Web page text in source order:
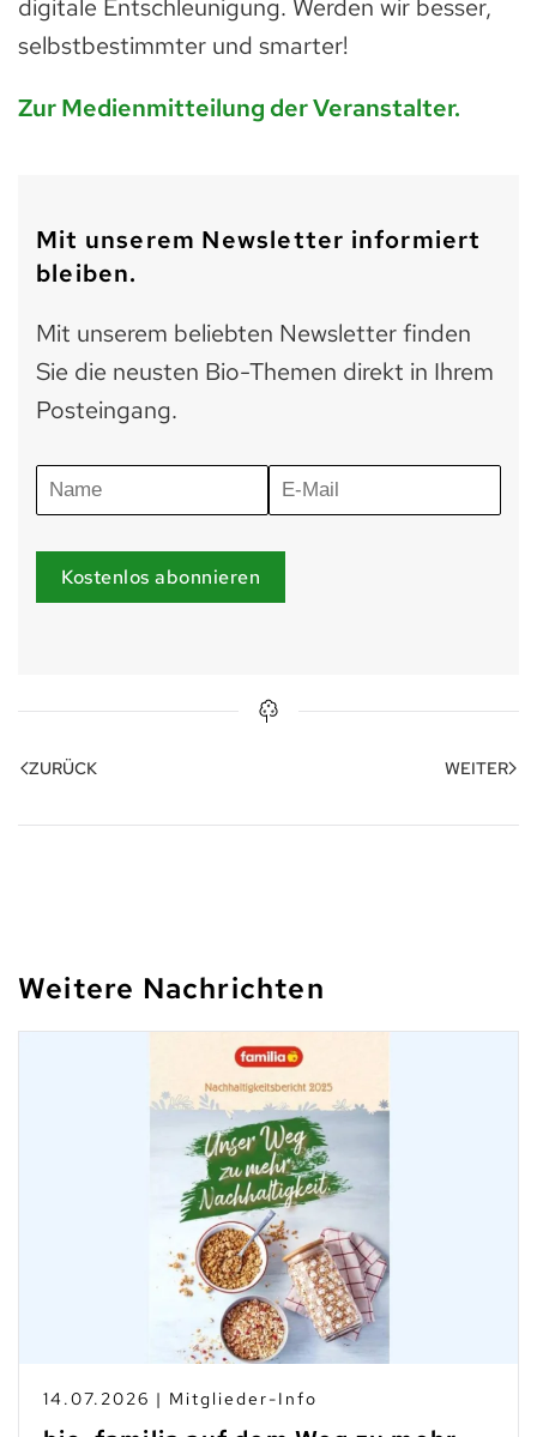
digitale Entschleunigung. Werden wir besser,
selbstbestimmter und smarter!
Zur Medienmitteilung der Veranstalter.
Mit unserem Newsletter informiert
bleiben.
Mit unserem beliebten Newsletter finden
Sie die neusten Bio-Themen direkt in Ihrem
Posteingang.
Kostenlos abonnieren
ZURÜCK WEITER
Weitere Nachrichten
10.07.2026 | Branchen-News